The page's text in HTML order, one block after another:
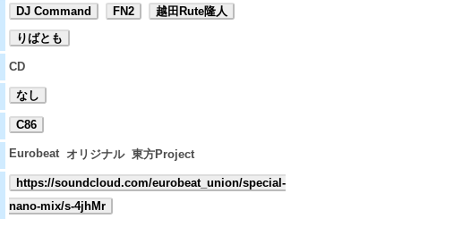
DJ Command FN2
越田Rute隆人
りばとも
CD
なし
C86
Eurobeat オリジナル 東方Project
https://soundcloud.com/eurobeat_union/special-
nano-mix/s-4jhMr